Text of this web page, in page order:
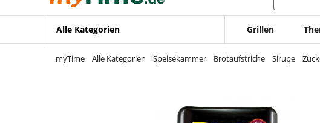
Alle Kategorien Grillen
myTime Alle Kategorien Speisekammer Brotaufstriche Sirupe